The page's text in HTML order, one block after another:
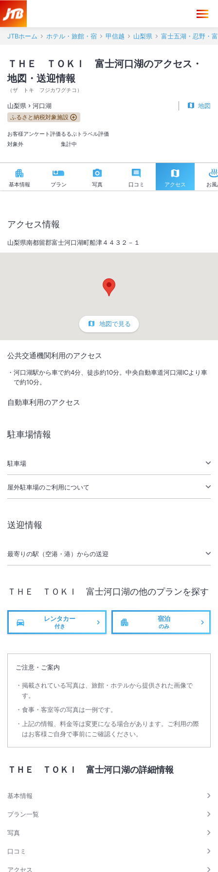
JTBホーム ホテル・旅館・宿 甲信越 山梨県 富士五湖・忍野・
ＴＨＥ ＴＯＫＩ 富士河口湖のアクセス・
地図・送迎情報
（ザ トキ フジカワグチコ ）
山梨県 河口湖 地図
ふるさと納税対象施設
お客様アンケート評価
対象外
るるぶトラベル評価
集計中
基本情報 プラン 写真 口コミ アクセス お
な空間で、大切な人との最高の思い出を。
アクセス情報
山梨県南都留郡富士河口湖町船津４４３２－１
地図で見る
公共交通機関利用のアクセス
河口湖駅から車で約4分、徒歩約10分。中央自動車道河口湖ICより車
で約10分。
自動車利用のアクセス
駐車場情報
駐車場
屋外駐車場のご利用について
送迎情報
最寄りの駅（空港・港）からの送迎
ＴＨＥ ＴＯＫＩ 富士河口湖の他のプランを探す
レンタカー
付き
宿泊
のみ
ご注意・ご案内
掲載されている写真は、旅館・ホテルから提供された画像で
す。
食事・客室等の写真は一例です。
上記の情報、料金等は変更になる場合があります。ご利用の際
はお客様ご自身で事前にご確認ください。
ＴＨＥ ＴＯＫＩ 富士河口湖の詳細情報
基本情報
プラン一覧
写真
口コミ
アクセス